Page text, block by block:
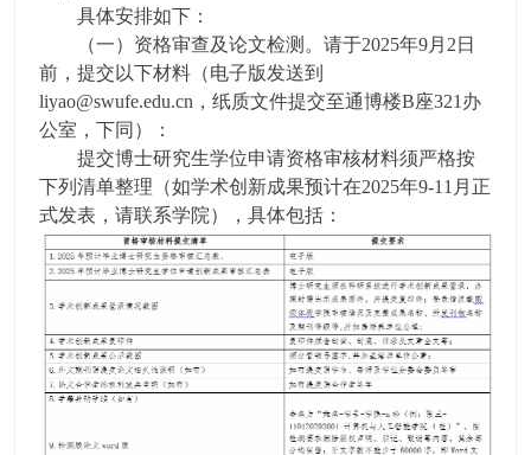
具体安排如下：
（一）资格审查及论文检测。请于2025年9月2日
前，提交以下材料（电子版发送到
liyao@swufe.edu.cn，纸质文件提交至通博楼B座321办
公室，下同）：
提交博士研究生学位申请资格审核材料须严格按
下列清单整理（如学术创新成果预计在2025年9-11月正
式发表，请联系学院），具体包括：